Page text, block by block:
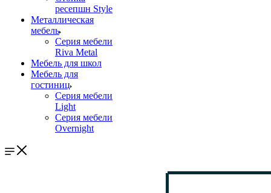
ресепшн Style
Металлическая
мебель
Серия мебели
Riva Metal
Мебель для школ
Мебель для
гостиниц
Серия мебели
Light
Серия мебели
Overnight